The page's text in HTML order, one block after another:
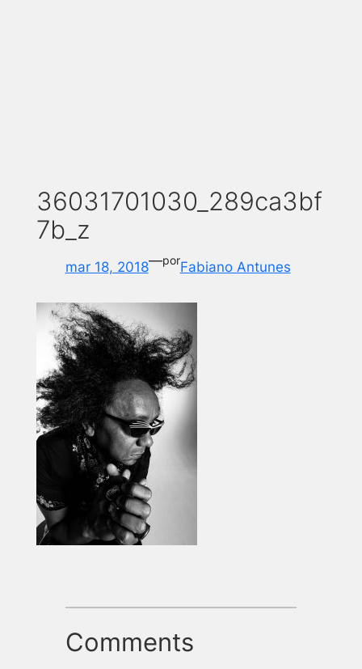
36031701030_289ca3bf
7b_z
mar 18, 2018—porFabiano Antunes
Comments